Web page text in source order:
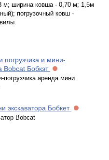
м; ширина ковша - 0,70 м; 1,5м
погрузочный ковш -
погрузчика и мини-
Bobcat Бобкэт
погрузчика аренда мини
экскаватора Бобкет
Bobcat